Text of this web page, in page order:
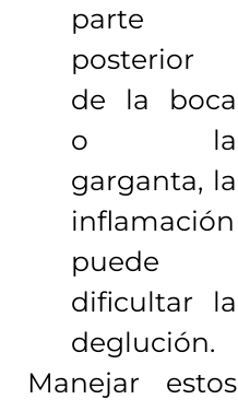
parte
posterior
de la boca
o la
garganta, la
inflamación
puede
dificultar la
deglución.
Manejar estos